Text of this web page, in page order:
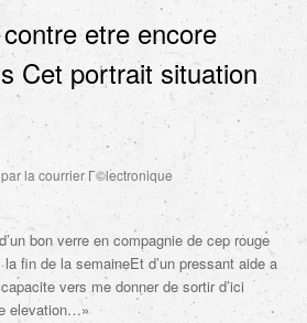
etre encore
Cet portrait situation
la courrier Г©lectronique
bon verre en compagnie de cep rouge
fin de la semaineEt d’un pressant aide a
vers me donner de sortir d’ici
elevation…»